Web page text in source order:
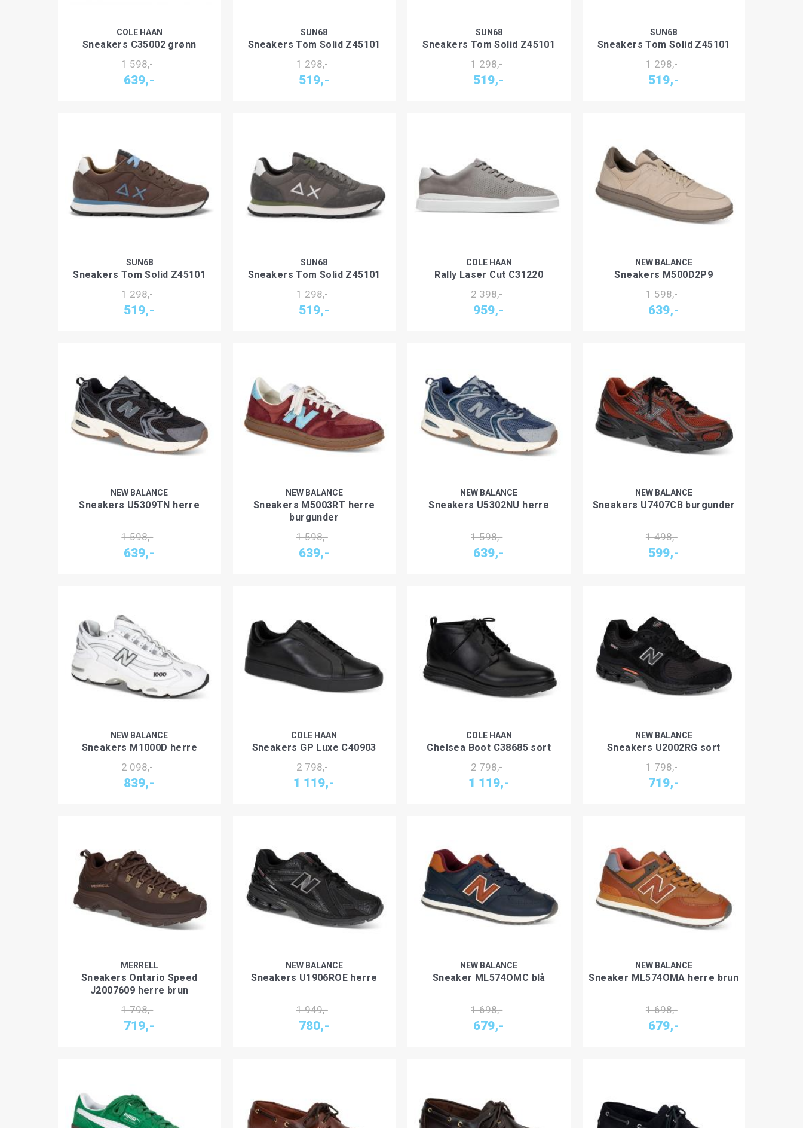
COLE HAAN
Sneakers C35002 grønn
1 598,-
639,-
SUN68
Sneakers Tom Solid Z45101
1 298,-
519,-
SUN68
Sneakers Tom Solid Z45101
1 298,-
519,-
SUN68
Sneakers Tom Solid Z45101
1 298,-
519,-
SUN68
Sneakers Tom Solid Z45101
1 298,-
519,-
SUN68
Sneakers Tom Solid Z45101
1 298,-
519,-
COLE HAAN
Rally Laser Cut C31220
2 398,-
959,-
NEW BALANCE
Sneakers M500D2P9
1 598,-
639,-
NEW BALANCE
Sneakers U5309TN herre
1 598,-
639,-
NEW BALANCE
Sneakers M5003RT herre
burgunder
1 598,-
639,-
NEW BALANCE
Sneakers U5302NU herre
1 598,-
639,-
NEW BALANCE
Sneakers U7407CB burgunder
1 498,-
599,-
NEW BALANCE
Sneakers M1000D herre
2 098,-
839,-
COLE HAAN
Sneakers GP Luxe C40903
2 798,-
1 119,-
COLE HAAN
Chelsea Boot C38685 sort
2 798,-
1 119,-
NEW BALANCE
Sneakers U2002RG sort
1 798,-
719,-
MERRELL
Sneakers Ontario Speed
J2007609 herre brun
1 798,-
719,-
NEW BALANCE
Sneakers U1906ROE herre
1 949,-
780,-
NEW BALANCE
Sneaker ML574OMC blå
1 698,-
679,-
NEW BALANCE
Sneaker ML574OMA herre brun
1 698,-
679,-